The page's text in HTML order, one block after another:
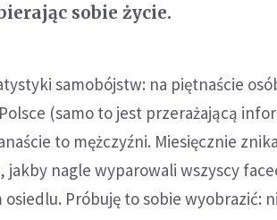
sobie życie.
samobójstw: na piętnaście
(samo to jest przerażającą
to mężczyźni. Miesięcznie
nagle wyparowali wszyscy
Próbuję to sobie wyobrazić: